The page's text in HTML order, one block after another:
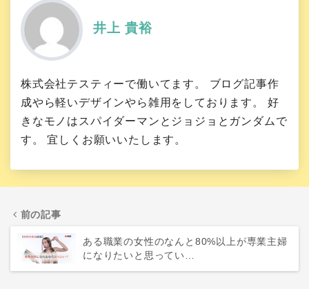
井上 貴裕
株式会社テスティーで働いてます。 ブログ記事作
成やら軽いデザインやら雑用をしております。 好
きなモノはスパイダーマンとジョジョとガンダムで
す。 宜しくお願いいたします。
前の記事
ある職業の女性のなんと80%以上が専業主婦
になりたいと思ってい…